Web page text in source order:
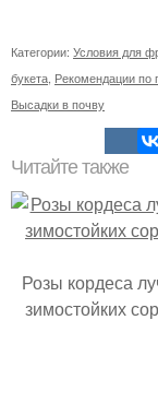
Категории: Условия для
букета Рекомендации по
Высадки в почву
Читайте также
Розы кордеса
зимостойких